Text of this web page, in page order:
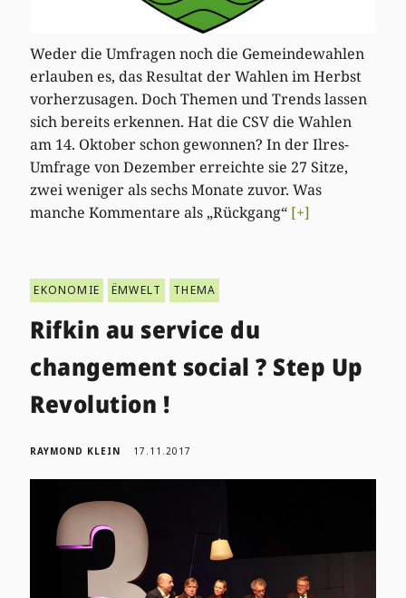
Weder die Umfragen noch die Gemeindewahlen
erlauben es, das Resultat der Wahlen im Herbst
vorherzusagen. Doch Themen und Trends lassen
sich bereits erkennen. Hat die CSV die Wahlen
am 14. Oktober schon gewonnen? In der Ilres-
Umfrage von Dezember erreichte sie 27 Sitze,
zwei weniger als sechs Monate zuvor. Was
manche Kommentare als „Rückgang“ [+]
EKONOMIE ËMWELT THEMA
Rifkin au service du
changement social ? Step Up
Revolution !
RAYMOND KLEIN 17.11.2017